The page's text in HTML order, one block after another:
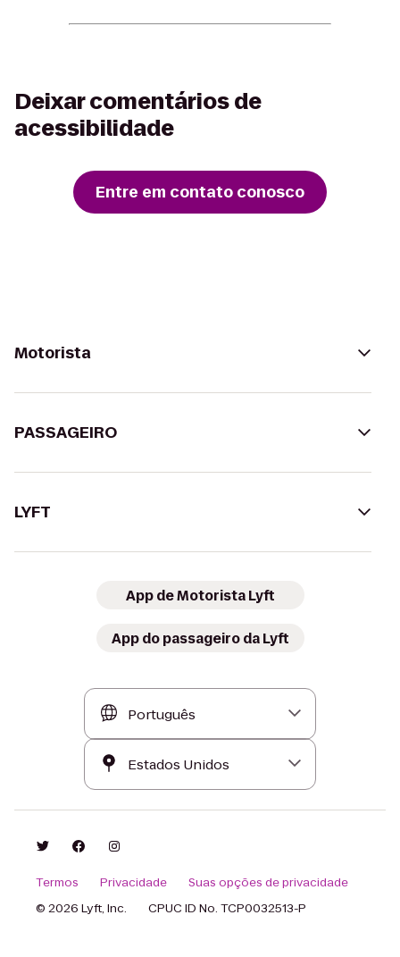
Deixar comentários de
acessibilidade
Entre em contato conosco
Motorista
PASSAGEIRO
LYFT
App de Motorista Lyft
App do passageiro da Lyft
Termos Privacidade
Suas opções de privacidade
© 2026 Lyft, Inc.
CPUC ID No. TCP0032513-P